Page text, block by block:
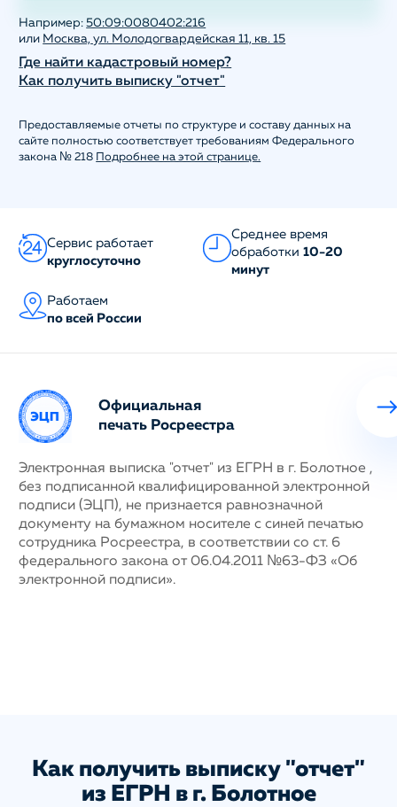
Например:50:09:0080402:216
или Москва, ул. Молодогвардейская 11, кв. 15
Где найти кадастровый номер?
Как получить выписку "отчет"
Предоставляемые отчеты по структуре и составу данных на
сайте полностью соответствует требованиям Федерального
закона № 218 Подробнее на этой странице.
Сервис работает
круглосуточно
Среднее время
обработки 10-20
минут
Работаем
по всей России
Официальная
печать Росреестра
Электронная выписка "отчет" из ЕГРН в г. Болотное ,
без подписанной квалифицированной электронной
подписи (ЭЦП), не признается равнозначной
документу на бумажном носителе с синей печатью
сотрудника Росреестра, в соответствии со ст. 6
федерального закона от 06.04.2011 №63-ФЗ «Об
электронной подписи».
Как получить выписку "отчет"
из ЕГРН в г. Болотное